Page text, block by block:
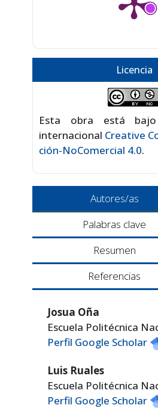
Licencia
Esta obra está
internacional Creative
ción-NoComercial 4.0.
Autores/as
Palabras clave
Resumen
Referencias
Josua Oña
Escuela Politécnica
Perfil Google Scholar
Luis Ruales
Escuela Politécnica
Perfil Google Scholar